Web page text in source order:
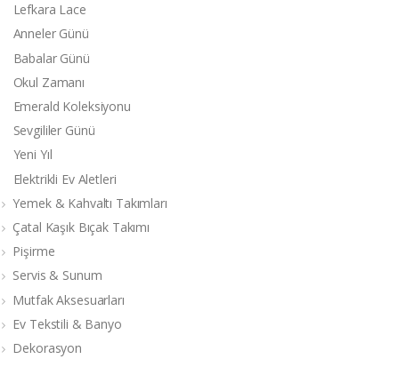
Lefkara Lace
Anneler Günü
Babalar Günü
Okul Zamanı
Emerald Koleksiyonu
Sevgililer Günü
Yeni Yıl
Elektrikli Ev Aletleri
Yemek & Kahvaltı Takımları
Çatal Kaşık Bıçak Takımı
Pişirme
Servis & Sunum
Mutfak Aksesuarları
Ev Tekstili & Banyo
Dekorasyon